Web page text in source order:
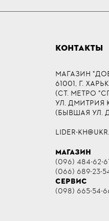
КОНТАКТЫ
МАГАЗИН
61001, Г.
(СТ. МЕТРО
УЛ. ДМИТРИЯ
(БЫВШАЯ УЛ.
LIDER-
МАГАЗИН
(096) 484-62-
(066) 689-23-
СЕРВИС
(098) 665-54-